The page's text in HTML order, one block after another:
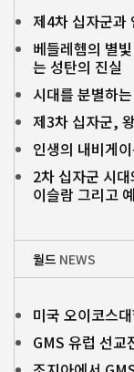
제4차 십자군과
베들레헴의 별
는 성탄의 진실
시대를 분별하
제3차 십자군,
인생의 내비게
2차 십자군 시
이슬람 그리고
월드 NEWS
미국 오이코스
GMS 유럽 선교